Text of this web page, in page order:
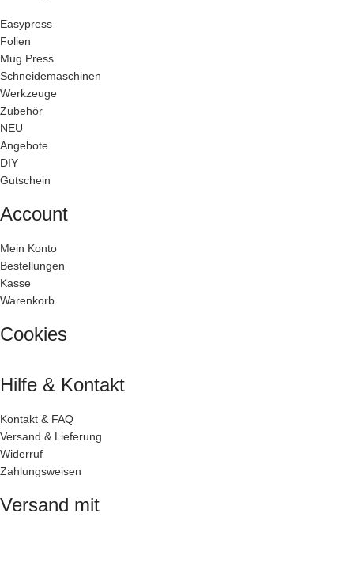
Easypress
Folien
Mug Press
Schneidemaschinen
Werkzeuge
Zubehör
NEU
Angebote
DIY
Gutschein
Account
Mein Konto
Bestellungen
Kasse
Warenkorb
Cookies
Hilfe & Kontakt
Kontakt & FAQ
Versand & Lieferung
Widerruf
Zahlungsweisen
Versand mit